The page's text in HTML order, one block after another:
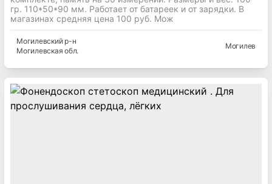
гр. 110*50*90 мм. Работает от батареек и от зарядки. В
магазинах средняя цена 100 руб. Мож
Могилевскийр-н
Могилевская обл.
Могилев